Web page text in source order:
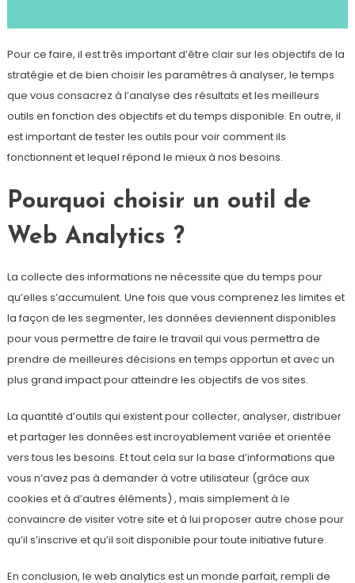
Pour ce faire, il est très important d’être clair sur les objectifs de la
stratégie et de bien choisir les paramètres à analyser, le temps
que vous consacrez à l’analyse des résultats et les meilleurs
outils en fonction des objectifs et du temps disponible. En outre, il
est important de tester les outils pour voir comment ils
fonctionnent et lequel répond le mieux à nos besoins.
Pourquoi choisir un outil de
Web Analytics ?
La collecte des informations ne nécessite que du temps pour
qu’elles s’accumulent. Une fois que vous comprenez les limites et
la façon de les segmenter, les données deviennent disponibles
pour vous permettre de faire le travail qui vous permettra de
prendre de meilleures décisions en temps opportun et avec un
plus grand impact pour atteindre les objectifs de vos sites.
La quantité d’outils qui existent pour collecter, analyser, distribuer
et partager les données est incroyablement variée et orientée
vers tous les besoins. Et tout cela sur la base d’informations que
vous n’avez pas à demander à votre utilisateur (grâce aux
cookies et à d’autres éléments) , mais simplement à le
convaincre de visiter votre site et à lui proposer autre chose pour
qu’il s’inscrive et qu’il soit disponible pour toute initiative future.
En conclusion, le web analytics est un monde parfait, rempli de